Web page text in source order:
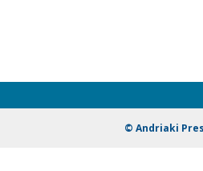
© Andriaki